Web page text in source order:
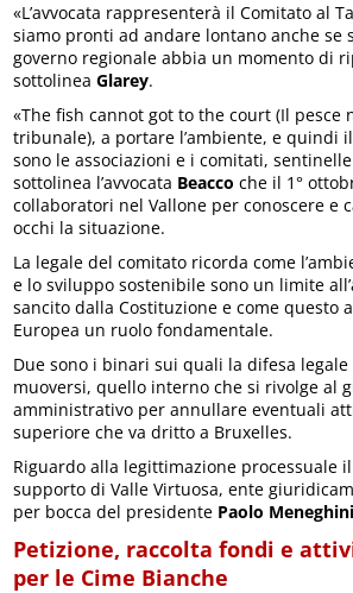
«L’avvocata rappresenterà il Comitato al
siamo pronti ad andare lontano anche se
governo regionale abbia un momento di
sottolinea Glarey.
«The fish cannot got to the court (Il pesce
tribunale), a portare l’ambiente, e quindi
sono le associazioni e i comitati,
sottolinea l’avvocata Beacco che il 1°
collaboratori nel Vallone per conoscere e
occhi la situazione.
La legale del comitato ricorda come
e lo sviluppo sostenibile sono un limite
sancito dalla Costituzione e come questo
Europea un ruolo fondamentale.
Due sono i binari sui quali la difesa
muoversi, quello interno che si rivolge al
amministrativo per annullare eventuali
superiore che va dritto a Bruxelles.
Riguardo alla legittimazione processuale
supporto di Valle Virtuosa, ente
per bocca del presidente Paolo
Petizione, raccolta fondi e
per le Cime Bianche